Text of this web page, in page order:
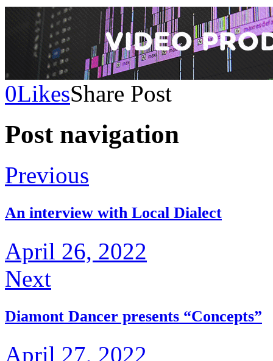
0LikesShare Post
Post navigation
Previous
An interview with Local Dialect
April 26, 2022
Next
Diamont Dancer presents “Concepts”
April 27, 2022